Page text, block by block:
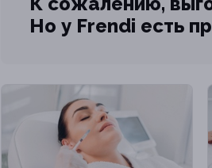
Но у Frendi есть